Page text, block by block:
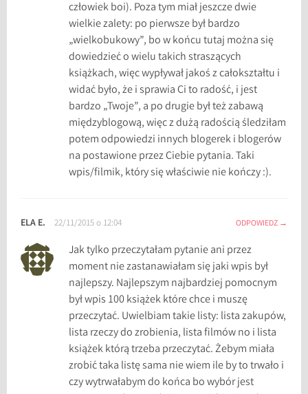
człowiek boi). Poza tym miał jeszcze dwie
wielkie zalety: po pierwsze był bardzo
„wielkobukowy”, bo w końcu tutaj można się
dowiedzieć o wielu takich straszących
książkach, więc wypływał jakoś z całokształtu i
widać było, że i sprawia Ci to radość, i jest
bardzo „Twoje”, a po drugie był też zabawą
międzyblogową, więc z dużą radością śledziłam
potem odpowiedzi innych blogerek i blogerów
na postawione przez Ciebie pytania. Taki
wpis/filmik, który się właściwie nie kończy :).
ELA E. 22/11/2015 o 12:04 ODPOWIEDZ
Jak tylko przeczytałam pytanie ani przez
moment nie zastanawiałam się jaki wpis był
najlepszy. Najlepszym najbardziej pomocnym
był wpis 100 książek które chce i muszę
przeczytać. Uwielbiam takie listy: lista zakupów,
lista rzeczy do zrobienia, lista filmów no i lista
książek którą trzeba przeczytać. Żebym miała
zrobić taka listę sama nie wiem ile by to trwało i
czy wytrwałabym do końca bo wybór jest